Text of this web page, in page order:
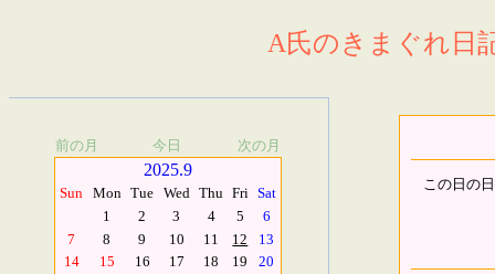
A氏のきまぐれ日
前の月 今日 次の月
2025.9
Sun Mon Tue Wed Thu Fri Sat
1
2 3 4 5
6
7
8 9 10 11 12
13
14
15 16 17 18 19
20
この日の